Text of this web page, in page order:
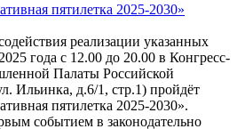
пятилетка 2025-2030»
реализации указанных
года с 12.00 до 20.00 в Конгресс-
Палаты Российской
Ильинка, д.6/1, стр.1) пройдёт
пятилетка 2025-2030».
событием в законодательно